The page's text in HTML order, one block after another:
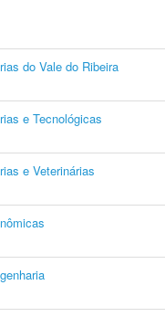
do Vale do Ribeira
e Tecnológicas
e Veterinárias